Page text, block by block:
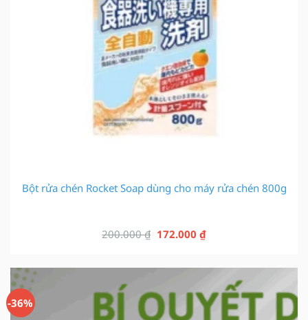
Bột rửa chén Rocket Soap dùng cho máy rửa chén 800g
200.000₫ Giá
là:
172.000 ₫Giá
tại
172.000 ₫.
-36%